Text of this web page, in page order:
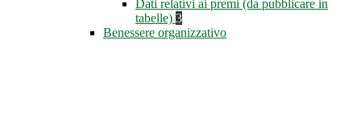
Dati relativi ai premi (da pubblicare in
tabelle) 3
Benessere organizzativo